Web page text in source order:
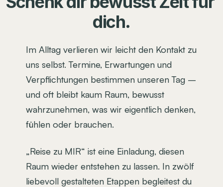
dich.
Im Alltag verlieren wir leicht den Kontakt zu
uns selbst. Termine, Erwartungen und
Verpflichtungen bestimmen unseren Tag –
und oft bleibt kaum Raum, bewusst
wahrzunehmen, was wir eigentlich denken,
fühlen oder brauchen.
„Reise zu MIR“ ist eine Einladung, diesen
Raum wieder entstehen zu lassen. In zwölf
liebevoll gestalteten Etappen begleitest du